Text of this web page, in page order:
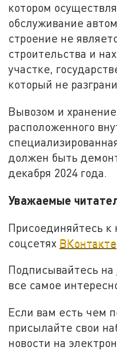
котором
обслуживание
строение не
строительства и
участке,
который не
Вывозом и
расположенного
должен быть
декабря 2024 года.
Уважаемые
Присоединяйтесь к
соцсетях ВКонтакте
Подписывайтесь на
все самое
Если вам есть чем
присылайте свои
новости на